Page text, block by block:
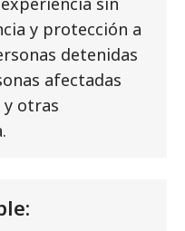
y protección a
detenidas
afectadas
otras